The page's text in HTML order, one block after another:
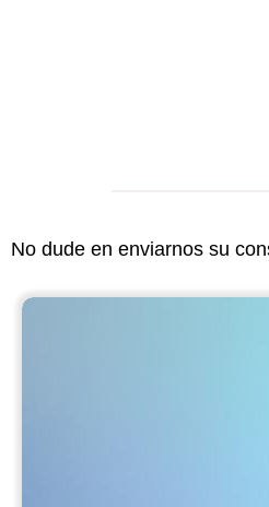
No dude en enviarnos su